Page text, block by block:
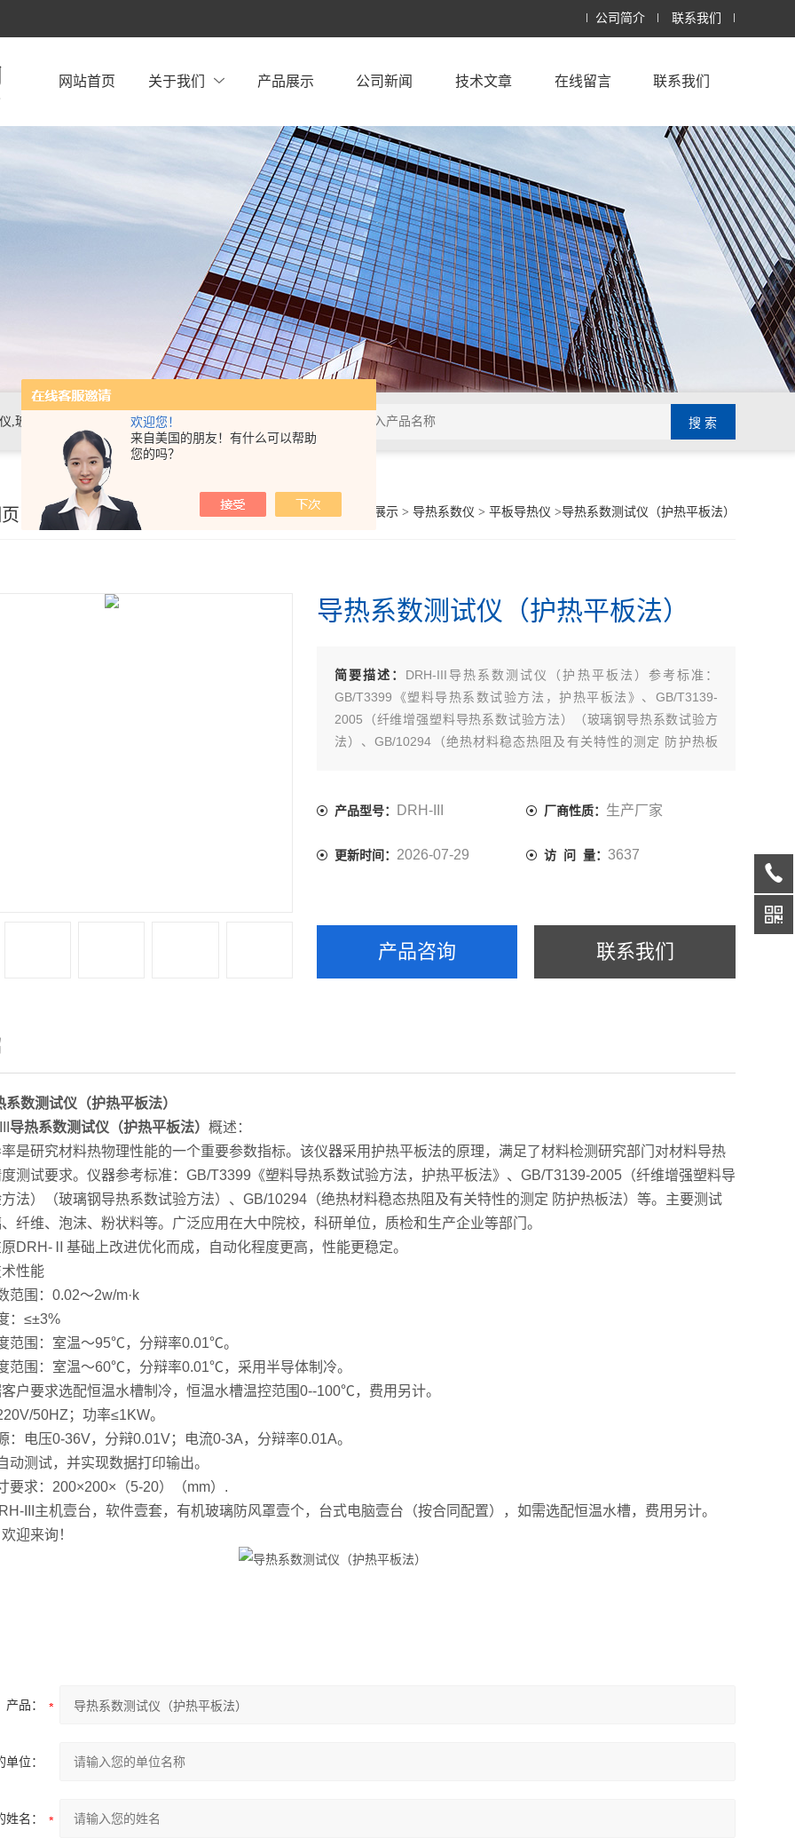
欢迎您！
来自美国的朋友！有什么可以帮助
您的吗？
公司简介 联系我们
网站首页 关于我们 产品展示 公司新闻 技术文章 在线留言 联系我们
检测仪，高温物性仪，研磨机，制样机，实验电炉等
你的位置：首页 产品展示> 导热系数仪 > 平板导热仪 >导热系数测试仪（护热平板法）
导热系数测试仪（护热平板法）
简要描述： DRH-III导热系数测试仪（护热平板法）参考标准：
GB/T3399《塑料导热系数试验方法，护热平板法》、GB/T3139-
2005（纤维增强塑料导热系数试验方法）（玻璃钢导热系数试验方
法）、GB/10294（绝热材料稳态热阻及有关特性的测定 防护热板
产品型号： DRH-III 厂商性质： 生产厂家
更新时间： 2026-07-29 访 问 量： 3637
产品咨询 联系我们
系数测试仪（护热平板法）
导热系数测试仪（护热平板法） 概述：
是研究材料热物理性能的一个重要参数指标。该仪器采用护热平板法的原理，满足了材料检测研究部门对材料导热
测试要求。仪器参考标准：GB/T3399《塑料导热系数试验方法，护热平板法》、GB/T3139-2005（纤维增强塑料导
法）（玻璃钢导热系数试验方法）、GB/10294（绝热材料稳态热阻及有关特性的测定 防护热板法）等。主要测试
纤维、泡沫、粉状料等。广泛应用在大中院校，科研单位，质检和生产企业等部门。
DRH-Ⅱ基础上改进优化而成，自动化程度更高，性能更稳定。
性能
范围：0.02～2w/m·k
：≤±3%
范围：室温～95℃，分辩率0.01℃。
范围：室温～60℃，分辩率0.01℃，采用半导体制冷。
户要求选配恒温水槽制冷，恒温水槽温控范围0--100℃，费用另计。
50HZ；功率≤1KW。
：电压0-36V，分辩0.01V；电流0-3A，分辩率0.01A。
动测试，并实现数据打印输出。
要求：200×200×（5-20）（mm）.
III主机壹台，软件壹套，有机玻璃防风罩壹个，台式电脑壹台（按合同配置），如需选配恒温水槽，费用另计。
迎来询！
产品：
单位：
姓名：